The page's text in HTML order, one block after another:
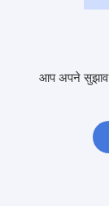
आप अपने सुझाव